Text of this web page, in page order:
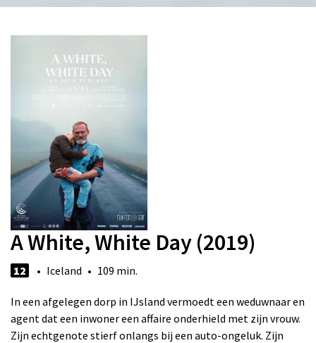
A White, White Day (2019)
12 • Iceland • 109 min.
In een afgelegen dorp in IJsland vermoedt een weduwnaar en
agent dat een inwoner een affaire onderhield met zijn vrouw.
Zijn echtgenote stierf onlangs bij een auto-ongeluk. Zijn